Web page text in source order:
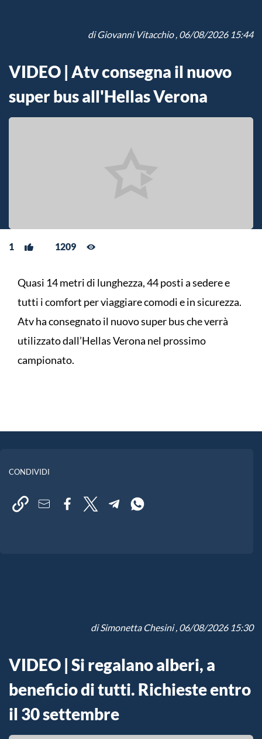
diGiovanni Vitacchio, 06/08/2026 15:44
VIDEO | Atv consegna il nuovo
super bus all'Hellas Verona
1 1209
Quasi 14 metri di lunghezza, 44 posti a sedere e
tutti i comfort per viaggiare comodi e in sicurezza.
Atv ha consegnato il nuovo super bus che verrà
utilizzato dall’Hellas Verona nel prossimo
campionato.
CONDIVIDI
diSimonetta Chesini, 06/08/2026 15:30
VIDEO | Si regalano alberi, a
beneficio di tutti. Richieste entro
il 30 settembre